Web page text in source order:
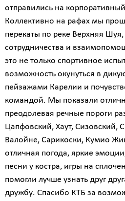
отправились на
Коллективно на рафах мы
перекаты по реке Верхняя
сотрудничества и
это не только спортивное
возможность окунуться в
пейзажами Карелии и
командой. Мы показали
преодолевая речные пороги
Цапфовский, Хаут, Сизовский,
Валойне, Сарикоски, Кумио
отличная погода, яркие
песни у костра, игры на
помогли лучше узнать друг
дружбу. Спасибо КТБ за